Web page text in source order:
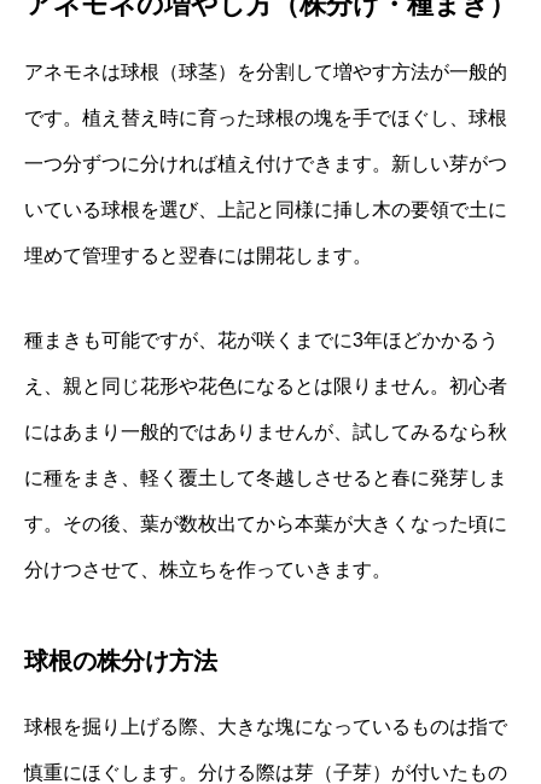
アネモネは球根（球茎）を分割して増やす方法が一般的
です。植え替え時に育った球根の塊を手でほぐし、球根
一つ分ずつに分ければ植え付けできます。新しい芽がつ
いている球根を選び、上記と同様に挿し木の要領で土に
埋めて管理すると翌春には開花します。
種まきも可能ですが、花が咲くまでに3年ほどかかるう
え、親と同じ花形や花色になるとは限りません。初心者
にはあまり一般的ではありませんが、試してみるなら秋
に種をまき、軽く覆土して冬越しさせると春に発芽しま
す。その後、葉が数枚出てから本葉が大きくなった頃に
分けつさせて、株立ちを作っていきます。
球根の株分け方法
球根を掘り上げる際、大きな塊になっているものは指で
慎重にほぐします。分ける際は芽（子芽）が付いたもの